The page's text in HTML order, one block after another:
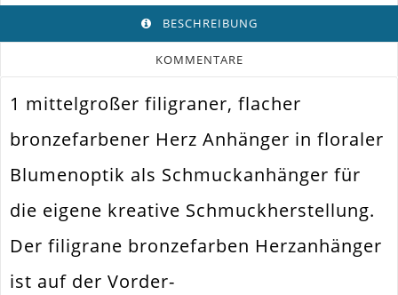
BESCHREIBUNG
KOMMENTARE
Farbe Bronze
Funktion Anhänger
Spezifikation Schmuckanhänger
Verwendung
Halsketten. Armbänder. Ohrringe.
Größe Außen
1 mittelgroßer filigraner, flacher
bronzefarbener Herz Anhänger in floraler
Blumenoptik als Schmuckanhänger für
die eigene kreative Schmuckherstellung.
Der filigrane bronzefarben Herzanhänger
ist auf der Vorder-